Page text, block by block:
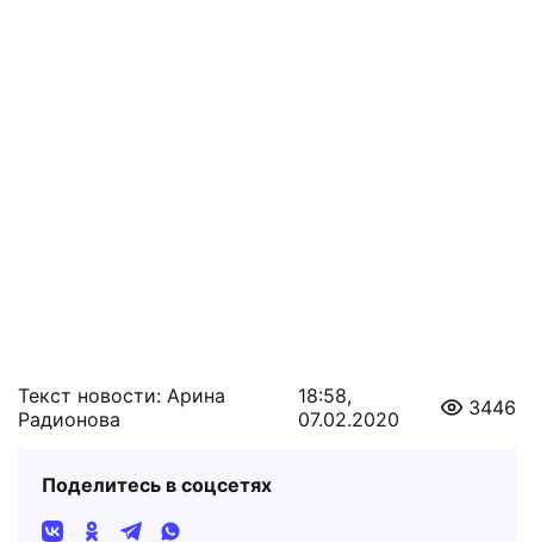
Текст новости: Арина
Радионова
18:58,
07.02.2020
3446
Поделитесь в соцсетях